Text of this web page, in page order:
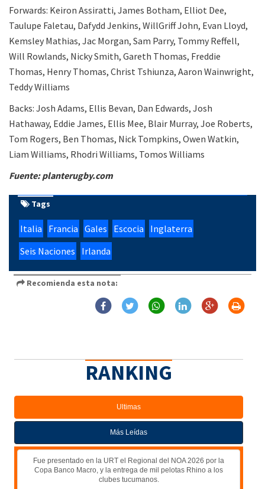
Forwards: Keiron Assiratti, James Botham, Elliot Dee,
Taulupe Faletau, Dafydd Jenkins, WillGriff John, Evan Lloyd,
Kemsley Mathias, Jac Morgan, Sam Parry, Tommy Reffell,
Will Rowlands, Nicky Smith, Gareth Thomas, Freddie
Thomas, Henry Thomas, Christ Tshiunza, Aaron Wainwright,
Teddy Williams
Backs: Josh Adams, Ellis Bevan, Dan Edwards, Josh
Hathaway, Eddie James, Ellis Mee, Blair Murray, Joe Roberts,
Tom Rogers, Ben Thomas, Nick Tompkins, Owen Watkin,
Liam Williams, Rhodri Williams, Tomos Williams
Fuente: planterugby.com
Tags
Italia Francia Gales Escocia
Inglaterra
Seis Naciones
Irlanda
Recomienda esta nota:
RANKING
Ultimas
Más Leídas
Fue presentado en la URT el Regional del NOA 2026 por la
Copa Banco Macro, y la entrega de mil pelotas Rhino a los
clubes tucumanos.